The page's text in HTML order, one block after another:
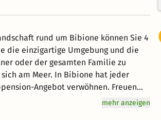
rund um Bibione können Sie 4
die einzigartige Umgebung und die
oder der gesamten Familie zu
am Meer. In Bibione hat jeder
Angebot verwöhnen. Freuen
einzigartigen Urlaub. kurz-mal-
mehr anzeigen